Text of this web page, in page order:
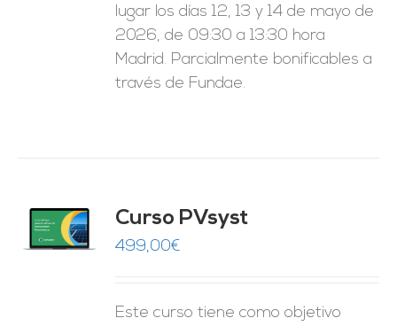
lugar los días 12, 13 y 14 de mayo de
2026, de 09:30 a 13:30 hora
Madrid. Parcialmente bonificables a
través de Fundae.
Curso PVsyst
499,00€
Este curso tiene como objetivo